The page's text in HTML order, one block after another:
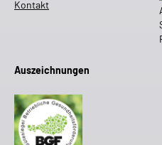
Kontakt
Auszeichnungen